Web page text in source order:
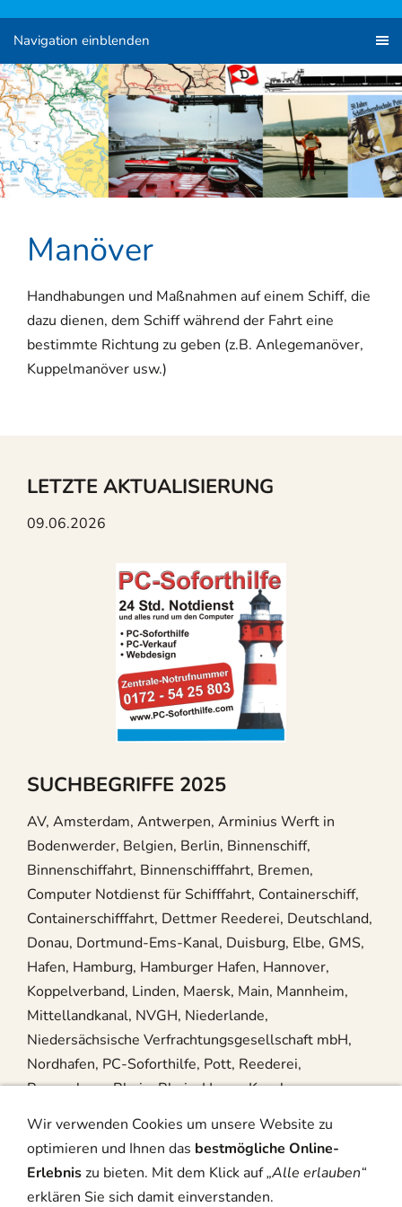
Navigation einblenden
Manöver
Handhabungen und Maßnahmen auf einem Schiff, die
dazu dienen, dem Schiff während der Fahrt eine
bestimmte Richtung zu geben (z.B. Anlegemanöver,
Kuppelmanöver usw.)
LETZTE AKTUALISIERUNG
09.06.2026
SUCHBEGRIFFE 2025
AV, Amsterdam, Antwerpen, Arminius Werft in
Bodenwerder, Belgien, Berlin, Binnenschiff,
Binnenschiffahrt, Binnenschifffahrt, Bremen,
Computer Notdienst für Schifffahrt, Containerschiff,
Containerschifffahrt, Dettmer Reederei, Deutschland,
Donau, Dortmund-Ems-Kanal, Duisburg, Elbe, GMS,
Hafen, Hamburg, Hamburger Hafen, Hannover,
Koppelverband, Linden, Maersk, Main, Mannheim,
Mittellandkanal, NVGH, Niederlande,
Niedersächsische Verfrachtungsgesellschaft mbH,
Nordhafen, PC-Soforthilfe, Pott, Reederei,
Regensburg, Rhein, Rhein-Herne-Kanal,
Steuerhaus, Wasserschutzpolizei, Weser,
Wir verwenden Cookies um unsere Website zu
optimieren und Ihnen das bestmögliche Online-
Erlebniszu bieten. Mit dem Klick auf„Alle erlauben“
erklären Sie sich damit einverstanden.